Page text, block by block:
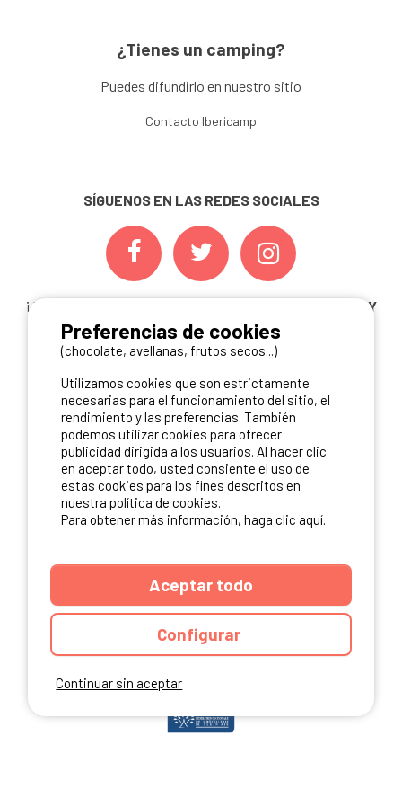
¿Tienes un camping?
Puedes difundirlo en nuestro sitio
Contacto Ibericamp
SÍGUENOS EN LAS REDES SOCIALES
¡ Y NO TE PIERDAS NUESTRAS
OFERTAS, CONCURSOS Y
NOVEDADESINSCRIBIÉNDOTE A NUESTRA
NEWSLETTER!
ME INSCRIBO
NUESTROS PARTNERS
Continuar sin aceptar
Preferencias de cookies
(chocolate, avellanas, frutos secos...)
Utilizamos cookies que son estrictamente
necesarias para el funcionamiento del sitio, el
rendimiento y las preferencias. También
podemos utilizar cookies para ofrecer
publicidad dirigida a los usuarios. Al hacer clic
en aceptar todo, usted consiente el uso de
estas cookies para los fines descritos en
nuestra política de cookies.
Para obtener más información, haga clic aquí.
Aceptar todo
Configurar